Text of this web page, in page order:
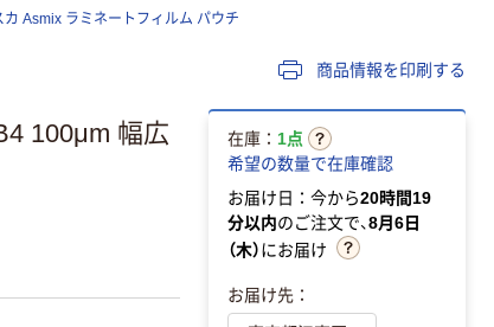
カ Asmix ラミネートフィルム パウチ
商品情報を印刷する
100μm 幅広
在庫： 1点
希望の数量で在庫確認
お届け日：今から20時間19
分以内のご注文で、8月6日
（木）にお届け
お届け先：